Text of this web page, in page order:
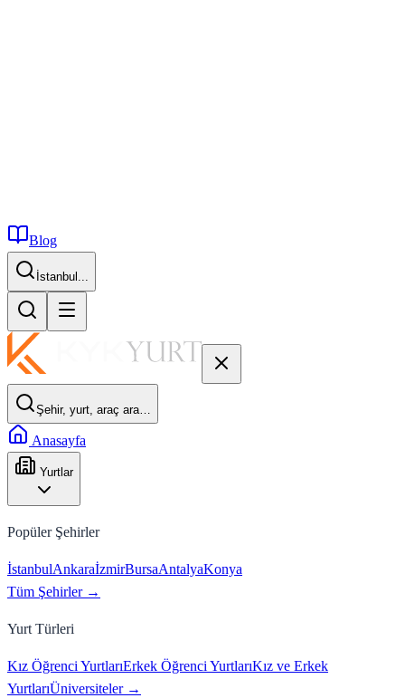
Blog
İstanbul...
Şehir, yurt, araç ara…
Anasayfa
Yurtlar
Popüler Şehirler
İstanbulAnkaraİzmirBursaAntalyaKonya
Tüm Şehirler →
Yurt Türleri
Kız Öğrenci YurtlarıErkek Öğrenci YurtlarıKız ve Erkek
YurtlarıÜniversiteler →